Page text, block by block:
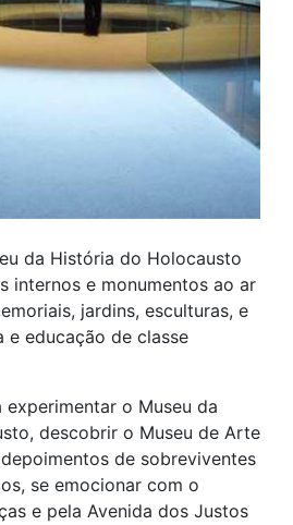
da História do Holocausto
internos e monumentos ao ar
jardins, esculturas, e
e educação de classe
o Museu da
descobrir o Museu de Arte
de sobreviventes
se emocionar com o
e pela Avenida dos Justos